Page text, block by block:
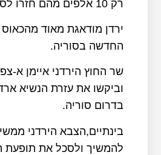
רק 10 אלפים מהם חזרו לסוריה בעקבות נפילת משטרו של בשאר אסד.
ירדן מודאגת מאוד
החדשה בסוריה.
וביקשו את עזרת הנשיא
בדרום סוריה.
בינתיים,הצבא הירדני
להמשיך ולסכל את תופעת